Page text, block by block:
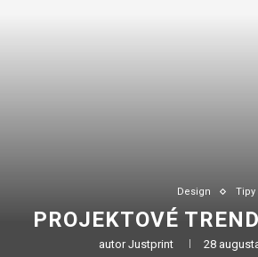
Design Tipy
PROJEKTOVÉ
autorJustprint 28